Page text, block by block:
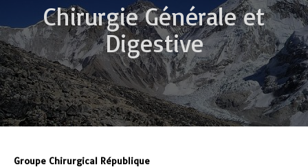
Chirurgie Générale et
Digestive
Groupe Chirurgical République